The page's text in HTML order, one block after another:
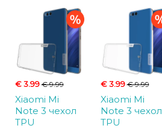
€ 3.99€ 9.99
Xiaomi Mi
Note 3 чехол
TPU
€ 3.99€ 9.99
Xiaomi Mi
Note 3 чехол
TPU